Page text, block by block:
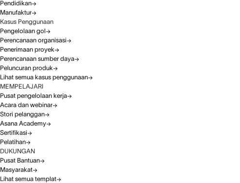
Pendidikan
Manufaktur
Kasus Penggunaan
Pengelolaan gol
Perencanaan organisasi
Penerimaan proyek
Perencanaan sumber daya
Peluncuran produk
Lihat semua kasus penggunaan
MEMPELAJARI
Pusat pengelolaan kerja
Acara dan webinar
Stori pelanggan
Asana Academy
Sertifikasi
Pelatihan
DUKUNGAN
Pusat Bantuan
Masyarakat
Lihat semua templat